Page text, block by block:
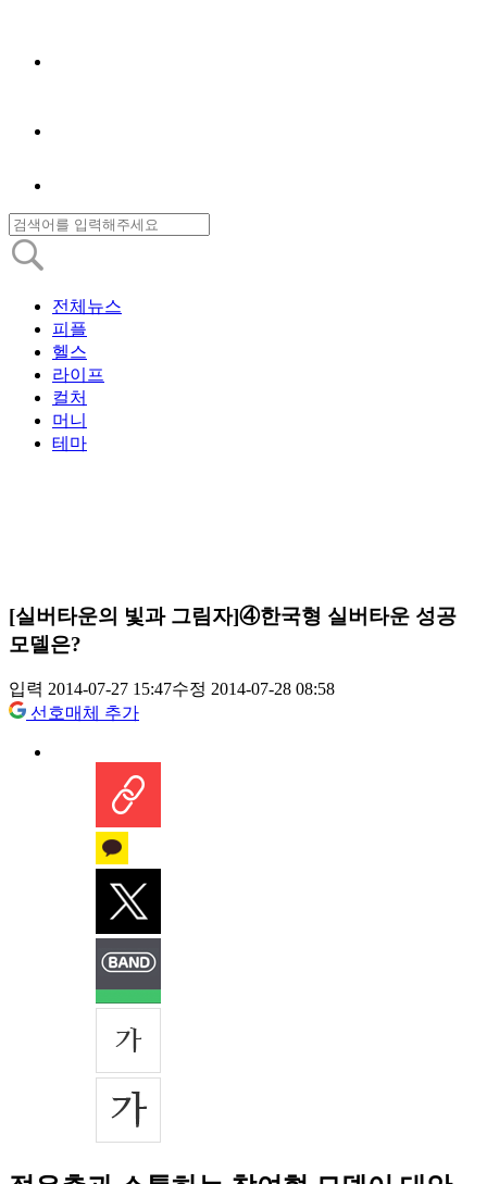
전체뉴스
피플
헬스
라이프
컬처
머니
테마
[실버타운의 빛과 그림자]④한국형 실버타운 성공
모델은?
입력 2014-07-27 15:47수정 2014-07-28 08:58
선호매체 추가